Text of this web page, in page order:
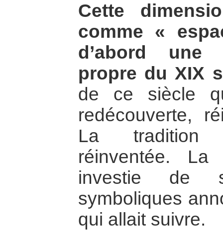
Cette
comme «
d’abord une
propre du XIX
de ce siècle
redécouverte,
La tradition
réinventée.
investie de
symboliques
qui allait suivre.